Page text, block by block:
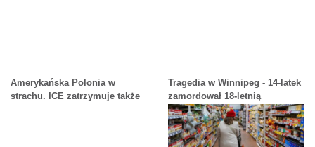
Amerykańska Polonia w
strachu. ICE zatrzymuje także
Tragedia w Winnipeg - 14-latek
zamordował 18-letnią
dziewczynę